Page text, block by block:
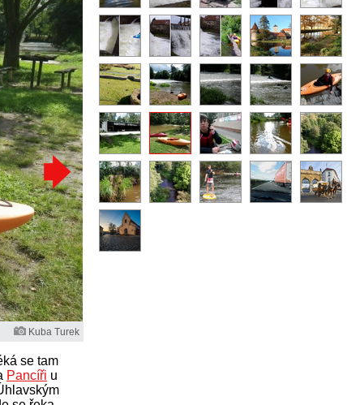
Kuba Turek
se tam
Pancíři u